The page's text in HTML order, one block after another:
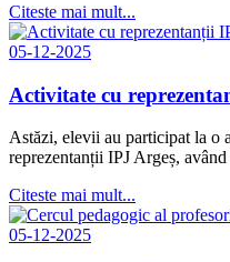
Citeste mai mult...
05-12-2025
Activitate cu
Astăzi, elevii au participat la o
reprezentanții IPJ Argeș,
Citeste mai mult...
05-12-2025